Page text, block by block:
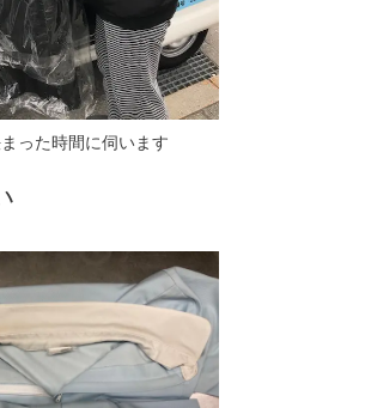
った時間に伺います